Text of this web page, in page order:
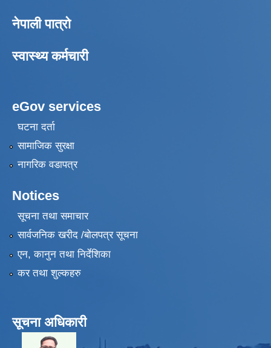
नेपाली पात्रो
स्वास्थ्य कर्मचारी
eGov services
घटना दर्ता
सामाजिक सुरक्षा
नागरिक वडापत्र
Notices
सूचना तथा समाचार
सार्वजनिक खरीद /बोलपत्र सूचना
एन, कानुन तथा निर्देशिका
कर तथा शुल्कहरु
सूचना अधिकारी